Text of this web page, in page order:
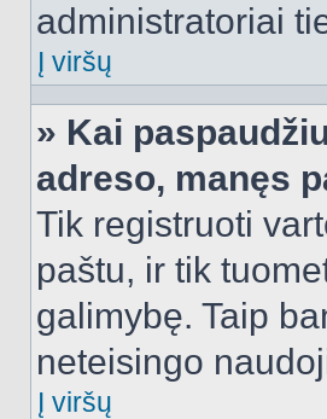
administratoriai
Į viršų
» Kai
adreso, manęs
Tik registruoti
paštu, ir tik
galimybę. Taip
neteisingo
Į viršų